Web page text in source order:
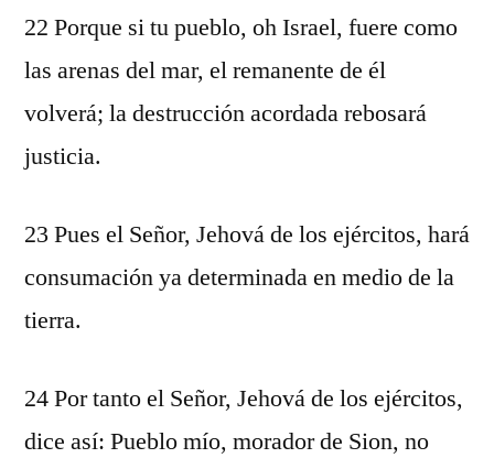
22 Porque si tu pueblo, oh Israel, fuere como
las arenas del mar, el remanente de él
volverá; la destrucción acordada rebosará
justicia.
23 Pues el Señor, Jehová de los ejércitos, hará
consumación ya determinada en medio de la
tierra.
24 Por tanto el Señor, Jehová de los ejércitos,
dice así: Pueblo mío, morador de Sion, no